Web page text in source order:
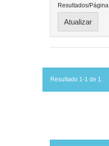
Resultados/Página
Resultado 1-1 de 1.